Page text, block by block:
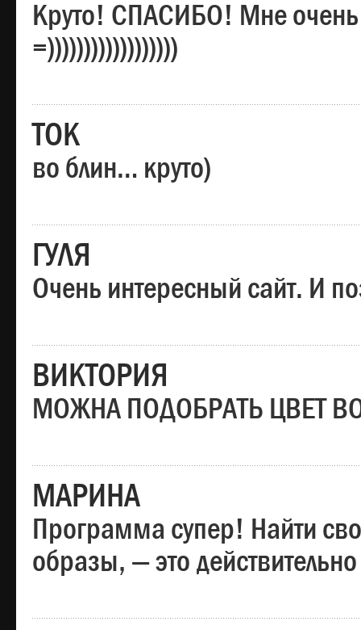
Круто! СПАСИБО! Мне
=))))))))))))))))))
ТОК
во блин… круто)
ГУЛЯ
Очень интересный сайт. И
ВИКТОРИЯ
МОЖНА ПОДОБРАТЬ ЦВЕТ
МАРИНА
Программа супер! Найти
образы, — это